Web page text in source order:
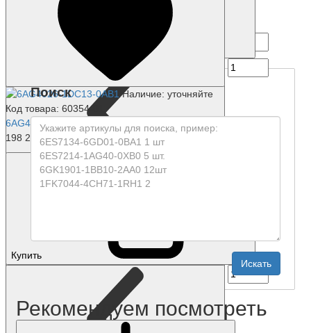
Наличие: уточняйте
Код товара: 60354-01
6AG4026-1DC13-0AB1
198 238 р.
Купить
Поиск
Рекомендуем посмотреть